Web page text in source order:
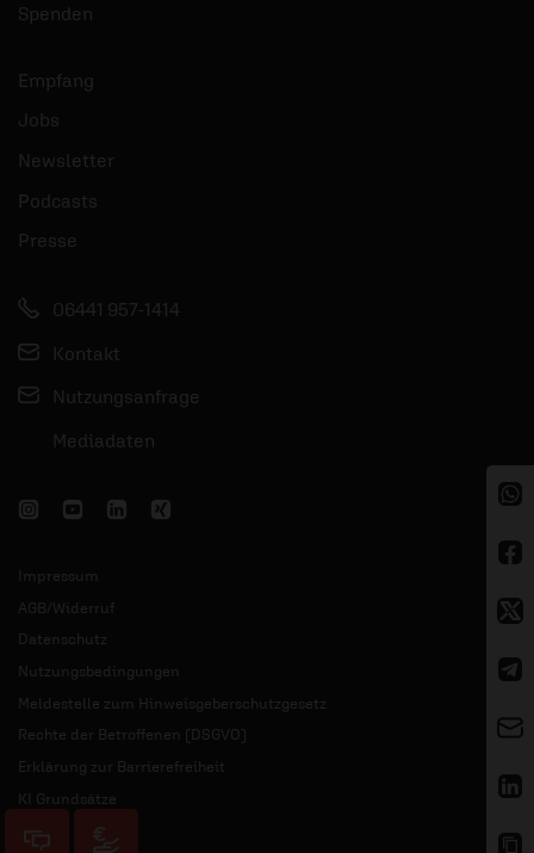
Spenden
Empfang
Jobs
Newsletter
Podcasts
Presse
06441 957-1414
Kontakt
Nutzungsanfrage
Mediadaten
Impressum
AGB/Widerruf
Datenschutz
Nutzungsbedingungen
Meldestelle zum Hinweisgeberschutzgesetz
Rechte der Betroffenen (DSGVO)
Erklärung zur Barrierefreiheit
KI Grundsätze